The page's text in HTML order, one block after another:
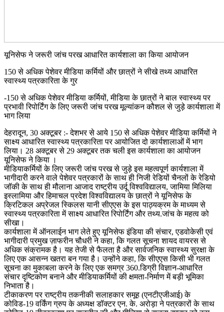
यूनिसेफ ने जरूरी जांच परख आधारित कार्यशाला का किया आयोजन
150 से अधिक पेशेवर मीडिया कर्मियों और छात्रों ने सीखे तथ्य आधारित
स्वास्थ्य पत्रकारिता के गुर
-150 से अधिक पेशेवर मीडिया कर्मियों, मीडिया के छात्रों ने बाल स्वास्थ्य पर
प्रभावी रिपोर्टिंग के लिए जरूरी जांच परख मूल्यांकन कौशल से जुड़े कार्यशाला में
भाग लिया
देहरादून, 30 अक्टूबर :- देशभर से आये 150 से अधिक पेशेवर मीडिया कर्मियों ने
साक्ष्य आधारित स्वास्थ्य पत्रकारिता पर आयोजित दो कार्यशालाओं में भाग
लिया। 28 अक्टूबर से 29 अक्टूबर तक चली इस कार्यशाला का आयोजन
यूनिसेफ ने किया ।
मीडियाकर्मियों के लिए जरूरी जांच परख से जुड़े इस महत्वपूर्ण कार्यशाला में
भागीदारी करने वाले पेशेवर पत्रकारों के साथ ही निजी रेडियों चैनलों के रेडियो
जॉकी के साथ ही मौलाना आजाद राष्ट्रीय उर्दू विश्वविद्यालय, जामिया मिलिया
इस्लामिया और हिमाचल प्रदेश विश्वविद्यालय के छात्रों ने यूनिसेफ के
क्रिटिकल अप्रेजल स्किलस यानी सीएएस के इस पाठ्यक्रम के माध्यम से
स्वास्थ्य पत्रकारिता में साक्ष्य आधारित रिपोर्टिंग और तथ्य.जांच के महत्व को
सीखा।
कार्यशाला में ऑनलाईन भाग लेते हुए यूनिसेफ इंडिया की संचार, एडवोकेसी एवं
भागीदारी प्रमुख ज़ाफरीन चौधरी ने कहा, कि गलत सूचना शायद वायरस से
अधिक संक्रामक है। यह तेजी से फैलता है और सार्वजनिक स्वास्थ्य सुरक्षा के
लिए एक आसन्न खतरा बन गया है। उन्होंने कहा, कि सीएएस किसी भी गलत
सूचना का मुकाबला करने के लिए एक समग्र 360.डिग्री विज्ञान-आधारित
संचार दृष्टिकोण बनाने और मीडियाकर्मियों की क्षमता-निर्माण में बड़ी भूमिका
निभाता है।
टीकाकरण पर राष्ट्रीय तकनीकी सलाहकार समूह (एनटीएजीआई) के
कोविड-19 वर्किंग ग्रुप के अध्यक्ष डॉक्टर एन. के. अरोड़ा ने पत्रकारों के साथ